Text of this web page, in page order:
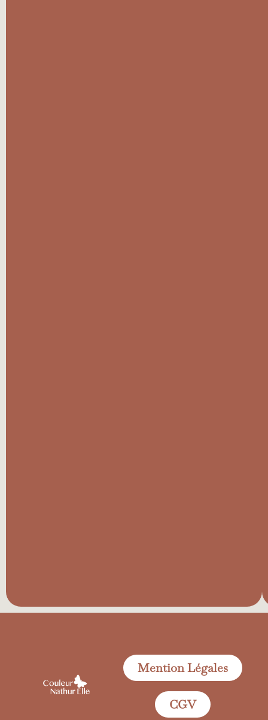
Mention Légales
CGV